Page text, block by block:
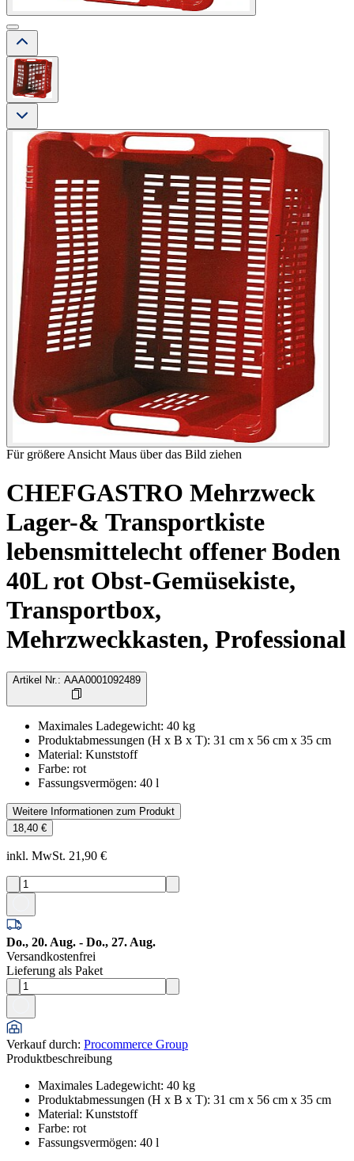
Für größere Ansicht Maus über das Bild ziehen
CHEFGASTRO Mehrzweck
Lager-& Transportkiste
lebensmittelecht offener Boden
40L rot Obst-Gemüsekiste,
Transportbox,
Mehrzweckkasten, Professional
Artikel Nr. : AAA0001092489
Maximales Ladegewicht: 40 kg
Produktabmessungen (H x B x T): 31 cm x 56 cm x 35 cm
Material: Kunststoff
Farbe: rot
Fassungsvermögen: 40 l
Weitere Informationen zum Produkt
18,40 €
inkl. MwSt. 21,90 €
Do., 20. Aug. - Do., 27. Aug.
Versandkostenfrei
Lieferung als Paket
Verkauf durch: Procommerce Group
Produktbeschreibung
Maximales Ladegewicht: 40 kg
Produktabmessungen (H x B x T): 31 cm x 56 cm x 35 cm
Material: Kunststoff
Farbe: rot
Fassungsvermögen: 40 l